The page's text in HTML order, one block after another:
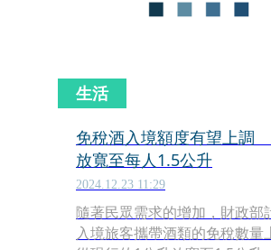
生活
免稅酒入境額度有望上調
放寬至每人1.5公升
2024.12.23 11:29
隨著民眾需求的增加，財政部
入境旅客攜帶酒類的免稅數量